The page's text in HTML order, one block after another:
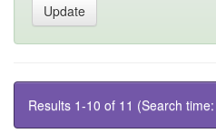
Results 1-10 of 11 (Search